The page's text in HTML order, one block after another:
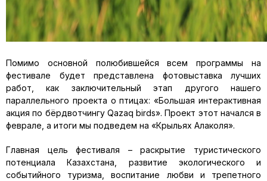
Помимо основной полюбившейся всем программы на
фестивале будет представлена фотовыставка лучших
работ, как заключительный этап другого нашего
параллельного проекта о птицах: «Большая интерактивная
акция по бёрдвотчингу Qazaq birds». Проект этот начался в
феврале, а итоги мы подведем на «Крыльях Алаколя».
Главная цель фестиваля – раскрытие туристического
потенциала Казахстана, развитие экологического и
событийного туризма, воспитание любви и трепетного